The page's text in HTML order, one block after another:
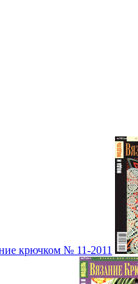
крючком № 11-2011